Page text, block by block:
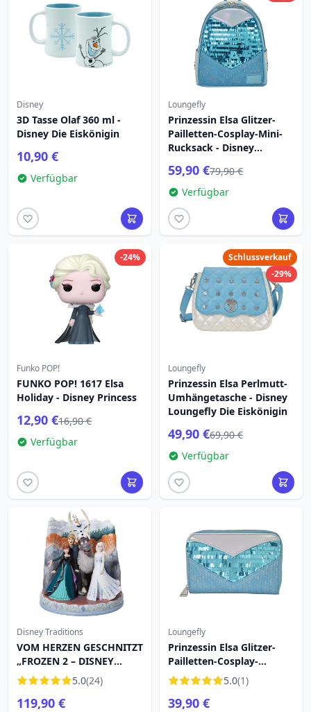
Disney
3D Tasse Olaf 360 ml -
Disney Die Eiskönigin
10,90 €
Verfügbar
Loungefly
Prinzessin Elsa Glitzer-
Pailletten-Cosplay-Mini-
Rucksack - Disney
59,90 €79,90 €
Verfügbar
-24%
Funko POP!
FUNKO POP! 1617 Elsa
Holiday - Disney Princess
12,90 €16,90 €
Verfügbar
Schlussverkauf
-29%
Loungefly
Prinzessin Elsa Perlmutt-
Umhängetasche - Disney
Loungefly Die Eiskönigin
49,90 €69,90 €
Verfügbar
Disney Traditions
VOM HERZEN GESCHNITZT
„FROZEN 2 – DISNEY
TRADITIONS“.
5.0(24)
119,90 €
Loungefly
Prinzessin Elsa Glitzer-
Pailletten-Cosplay-
Geldbörse - Disney
Loungefly Die Eiskönigin
5.0(1)
39,90 €